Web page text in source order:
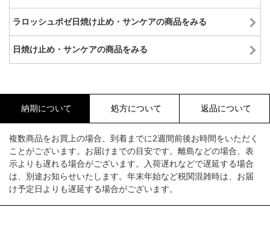
ラロッシュポゼ日焼け止め・サンケアの商品をみる
日焼け止め・サンケアの商品をみる
納期について 処方について 返品について
複数商品をお買上の場合、到着までに2週間前後お時間をいただく
ことがございます。お届けまでの目安です。離島などの場合、表
示よりも遅れる場合がございます。入荷遅れなどで遅延する場合
は、別途お知らせいたします。年末年始など税関混雑時は、お届
け予定日よりも遅延する場合がございます。